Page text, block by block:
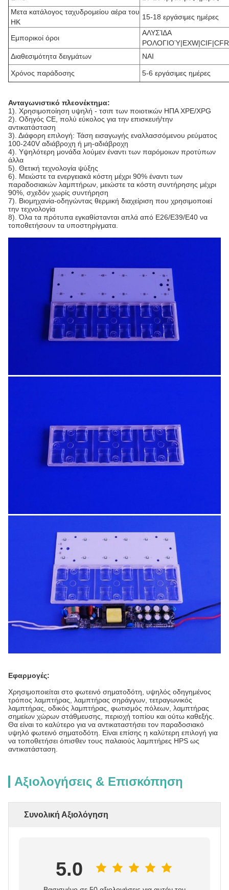
Μετα κατάλογος ταχυδρομείου αέρα του
HK
15-18 εργάσιμες ημέρες
Εμπορικοί όροι
ΑΛΥΣΊΔΑ
ΡΟΛΟΓΙΟΎ|EXW|CIF|CFR
Διαθεσιμότητα δειγμάτων
ΝΑΙ
Χρόνος παράδοσης 5-6 εργάσιμες ημέρες
Ανταγωνιστικό πλεονέκτημα:
1). Χρησιμοποίηση υψηλή - τσιπ των ποιοτικών ΗΠΑ XPE/XPG
2). Οδηγός CE, πολύ εύκολος για την επισκευή/την
αντικατάσταση
3). Διάφορη επιλογή: Τάση εισαγωγής εναλλασσόμενου ρεύματος
100-240V αδιάβροχη ή μη-αδιάβροχη
4). Υψηλότερη μονάδα λούμεν έναντι των παρόμοιων προτύπων
άλλα
5). Θετική τεχνολογία ψύξης
6). Μειώστε τα ενεργειακά κόστη μέχρι 90% έναντι των
παραδοσιακών λαμπτήρων, μειώστε τα κόστη συντήρησης μέχρι
90%, σχεδόν χωρίς συντήρηση
7). Βιομηχανία-οδηγώντας θερμική διαχείριση που χρησιμοποιεί
την τεχνολογία
8). Όλα τα πρότυπα εγκαθίστανται απλά από E26/E39/E40 να
τοποθετήσουν τα υποστηρίγματα.
Εφαρμογές:
Χρησιμοποιείται στο φωτεινό σηματοδότη, υψηλός οδηγημένος
τρόπος λαμπτήρας, λαμπτήρας σηράγγων, τετραγωνικός
λαμπτήρας, οδικός λαμπτήρας, φωτισμός πόλεων, λαμπτήρας
σημείων χώρων στάθμευσης, περιοχή τοπίου και ούτω καθεξής.
Θα είναι το καλύτερο για να αντικαταστήσει τον παραδοσιακό
υψηλό φωτεινό σηματοδότη. Είναι επίσης η καλύτερη επιλογή για
να τοποθετήσει όπισθεν τους παλαιούς λαμπτήρες HPS ως
αντικατάσταση.
Αξιολογήσεις & Επισκόπηση
Συνολική Αξιολόγηση
5.0